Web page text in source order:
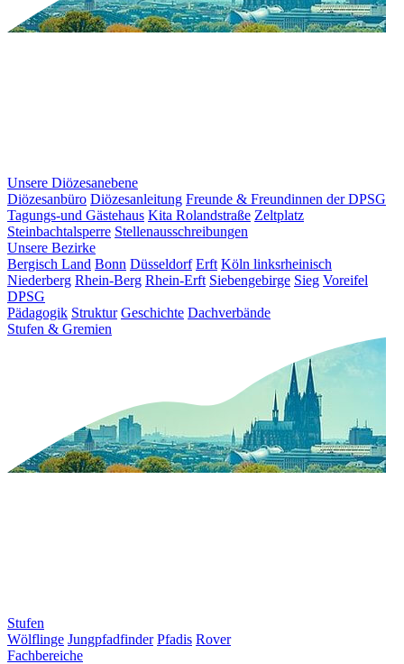
Unsere Diözesanebene
Diözesanbüro Diözesanleitung Freunde & Freundinnen der DPSG
Tagungs-und Gästehaus Kita Rolandstraße Zeltplatz
Steinbachtalsperre Stellenausschreibungen
Unsere Bezirke
Bergisch Land Bonn Düsseldorf Erft Köln linksrheinisch
Niederberg Rhein-Berg Rhein-Erft Siebengebirge Sieg Voreifel
DPSG
Pädagogik Struktur Geschichte Dachverbände
Stufen & Gremien
Stufen
Wölflinge Jungpfadfinder Pfadis Rover
Fachbereiche